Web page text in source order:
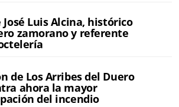
José Luis Alcina, histórico
zamorano y referente
de Los Arribes del Duero
ahora la mayor
del incendio